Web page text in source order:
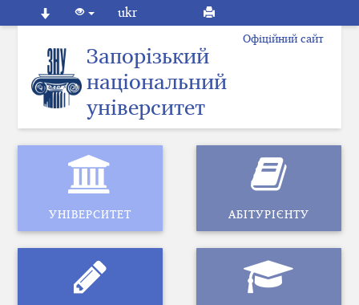
ukr
Офіційний сайт
Запорізький
національний
університет
УНІВЕРСИТЕТ АБІТУРІЄНТУ